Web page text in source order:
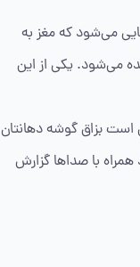
می‌شود که مغز به
می‌شود. یکی از این
بزاق گوشه دهانتان
با صداها گزارش